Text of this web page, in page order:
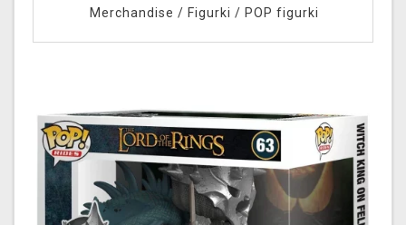
Merchandise / Figurki / POP figurki